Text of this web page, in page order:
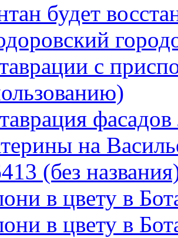
будет
с
на
(без
в цвету в
в цвету в